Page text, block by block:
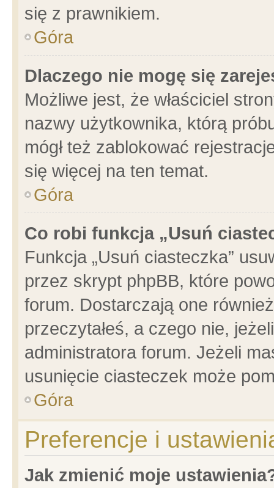
się z prawnikiem.
Góra
Dlaczego nie mogę się
Możliwe jest, że właściciel
nazwy użytkownika, którą
mógł też zablokować
się więcej na ten temat.
Góra
Co robi funkcja „Usuń
Funkcja „Usuń ciasteczka”
przez skrypt phpBB, które
forum. Dostarczają one
przeczytałeś, a czego nie,
administratora forum. Jeżeli
usunięcie ciasteczek może
Góra
Preferencje i
Jak zmienić moje